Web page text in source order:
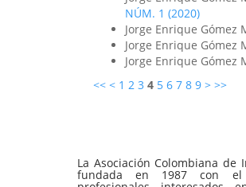
NÚM. 1 (2020)
Jorge Enrique Gómez
Jorge Enrique Gómez
Jorge Enrique Gómez
<< < 1 2 3 4 5 6 7 8 9 > >>
La Asociación Colombiana de
fundada en 1987 con